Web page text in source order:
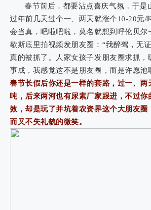
春节前后，都要沾点喜庆气氛，于是
过年前几天过个一、两天就涨个10-20元/
会当真，吧啦吧啦，莫名就想到呼伦贝尔
歇斯底里拍视频发朋友圈：“我醉驾，无
真的被抓了。人家女孩子发朋友圈求抓，
事成，我感觉这不是朋友圈，而是许愿池
春节长假后你还是一样的套路，过一、两
吨，后来两河也有尿素厂家跟进，不过你
效，却是玩了并坑着农资界这个大朋友圈
而又不失礼貌的微笑。